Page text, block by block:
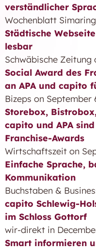
verständlicher
Wochenblatt
Städtische
lesbar
Schwäbische Zeitung
Social Award des
an APA und capito
Bizeps on September
Storebox,
capito und APA
Franchise-Awards
Wirtschaftszeit on
Einfache Sprache,
Kommunikation
Buchstaben &
capito Schlewig-
im Schloss Gottorf
wir-direkt in
Smart informieren